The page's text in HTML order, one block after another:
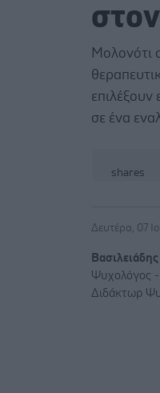
Μολονότι
επιλέξουν
σε ένα
shares
Δευτέρα, 07
Ψυχολόγος
Διδάκτωρ